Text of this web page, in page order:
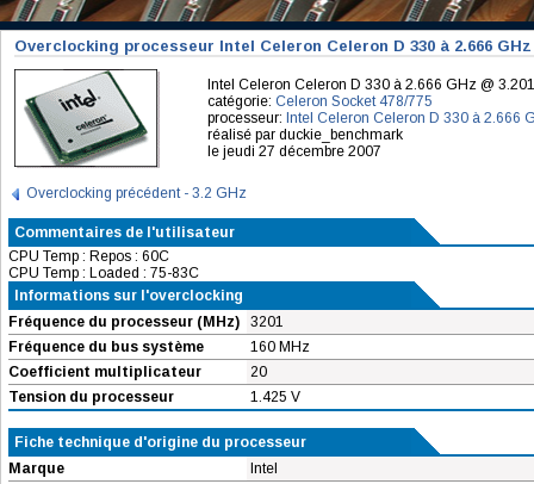
Overclocking processeur Intel Celeron Celeron D 330 à 2.666 GHz
Intel Celeron Celeron D 330 à 2.666 GHz @
catégorie: Celeron Socket 478/775
processeur: Intel Celeron Celeron D 330 à 2.666
réalisé par duckie_benchmark
le jeudi 27 décembre 2007
Overclocking précédent - 3.2 GHz
Commentaires de l'utilisateur
CPU Temp : Repos : 60C
CPU Temp : Loaded : 75-83C
Informations sur l'overclocking
Fréquence du processeur (MHz)
3201
Fréquence du bus système
160 MHz
Coefficient multiplicateur
20
Tension du processeur
1.425 V
Fiche technique d'origine du processeur
Marque
Intel